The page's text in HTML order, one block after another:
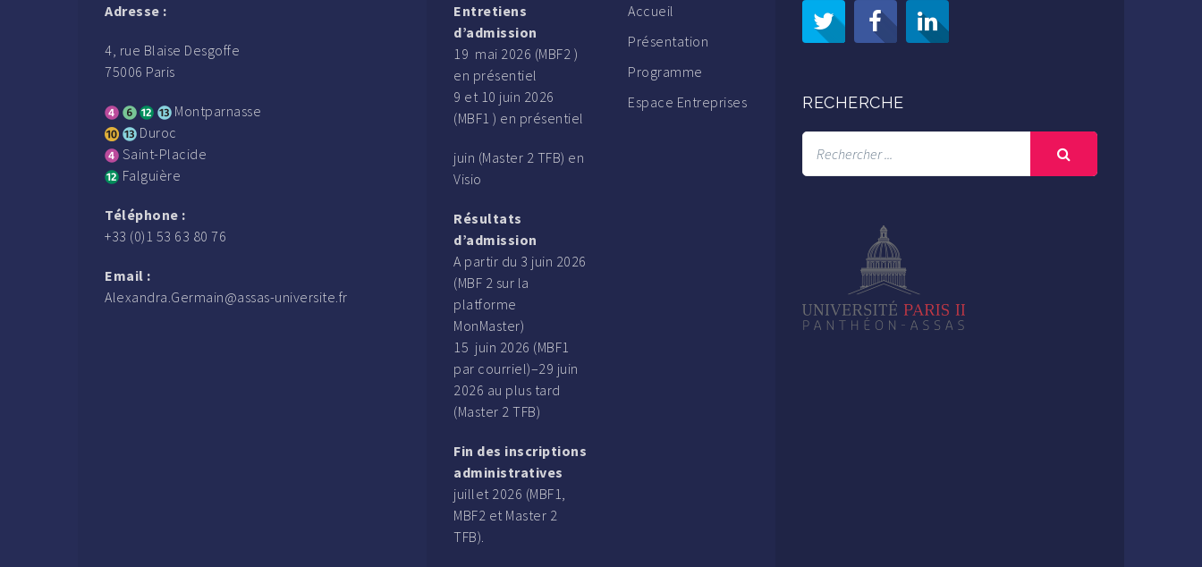
Adresse :
4, rue Blaise Desgoffe
75006 Paris
Montparnasse
Duroc
Saint-Placide
Falguière
Téléphone :
+33 (0)1 53 63 80 76
Email :
Alexandra.Germain@assas-universite.fr
Entretiens
d’admission
19 mai 2026 (MBF2 )
en présentiel
9 et 10 juin 2026
(MBF1 ) en présentiel
juin (Master 2 TFB) en
Visio
Résultats
d’admission
A partir du 3 juin 2026
(MBF 2 sur la
platforme
MonMaster)
15 juin 2026 (MBF1
par courriel)–29 juin
2026 au plus tard
(Master 2 TFB)
Fin des inscriptions
administratives
juillet 2026 (MBF1,
MBF2 et Master 2
TFB).
Accueil
Présentation
Programme
Espace Entreprises
RECHERCHE